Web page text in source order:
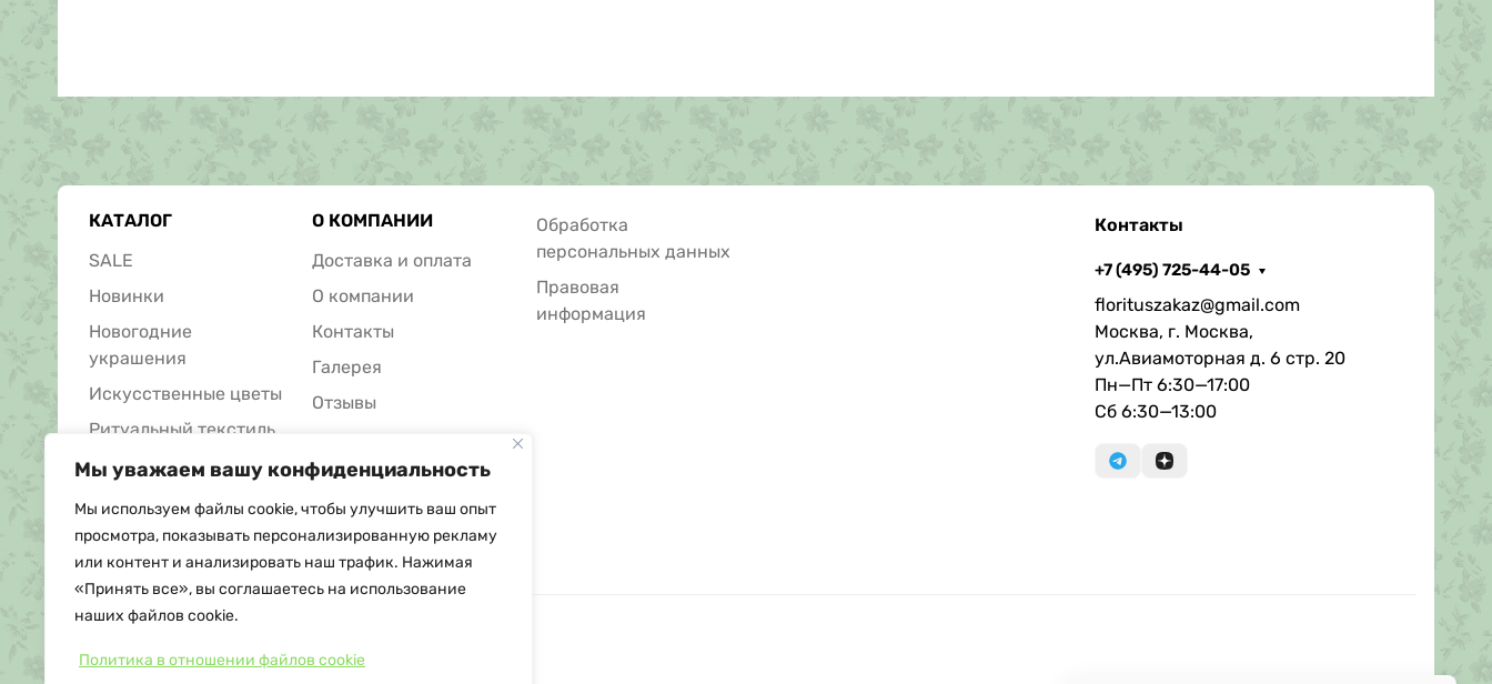
Мы уважаем вашу конфиденциальность
Мы используем файлы cookie, чтобы улучшить ваш опыт
просмотра, показывать персонализированную рекламу
или контент и анализировать наш трафик. Нажимая
«Принять все», вы соглашаетесь на использование
наших файлов cookie.
Политика в отношении файлов cookie
КАТАЛОГ
SALE
Новинки
Новогодние
украшения
Искусственные цветы
Ритуальный текстиль
Ритуальные товары
О КОМПАНИИ
Доставка и оплата
О компании
Контакты
Галерея
Отзывы
Обработка
персональных данных
Правовая
информация
Контакты
+7 (495) 725-44-05
florituszakaz@gmail.com
Москва, г. Москва,
ул.Авиамоторная д. 6 стр. 20
Пн—Пт 6:30—17:00
Сб 6:30—13:00
© Copyright, 2026 Floritus.com -